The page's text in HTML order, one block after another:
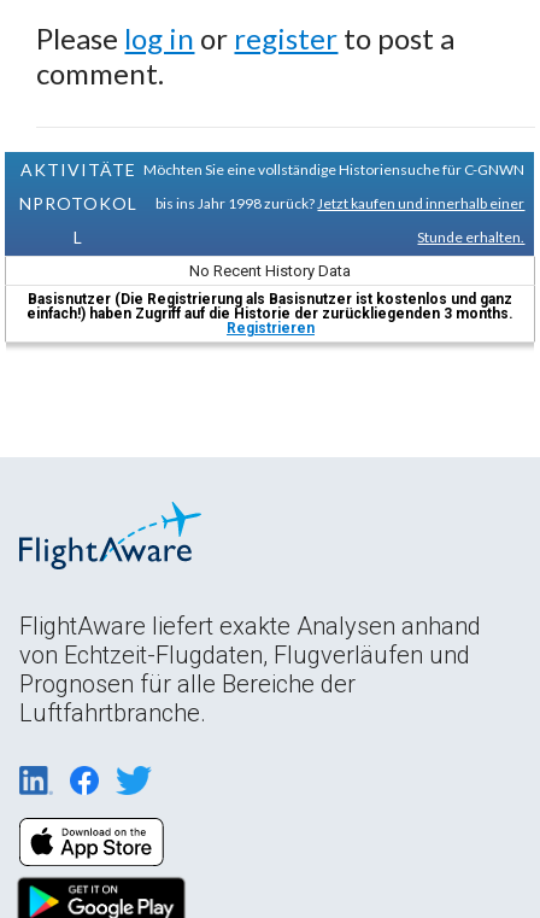
Please log in or register to post a
comment.
AKTIVITÄTE
NPROTOKOL
L
Möchten Sie eine vollständige Historiensuche für C-GNWN
bis ins Jahr 1998 zurück? Jetzt kaufen und innerhalb einer
Stunde erhalten.
No Recent History Data
Basisnutzer (Die Registrierung als Basisnutzer ist kostenlos und ganz
einfach!) haben Zugriff auf die Historie der zurückliegenden 3 months.
Registrieren
FlightAware liefert exakte Analysen anhand
von Echtzeit-Flugdaten, Flugverläufen und
Prognosen für alle Bereiche der
Luftfahrtbranche.